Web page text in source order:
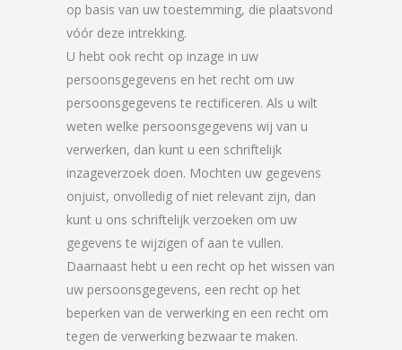
op basis van uw toestemming, die plaatsvond
vóór deze intrekking.
U hebt ook recht op inzage in uw
persoonsgegevens en het recht om uw
persoonsgegevens te rectificeren. Als u wilt
weten welke persoonsgegevens wij van u
verwerken, dan kunt u een schriftelijk
inzageverzoek doen. Mochten uw gegevens
onjuist, onvolledig of niet relevant zijn, dan
kunt u ons schriftelijk verzoeken om uw
gegevens te wijzigen of aan te vullen.
Daarnaast hebt u een recht op het wissen van
uw persoonsgegevens, een recht op het
beperken van de verwerking en een recht om
tegen de verwerking bezwaar te maken.